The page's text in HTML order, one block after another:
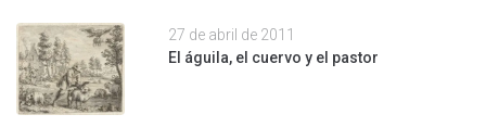
27 de abril de 2011
El águila, el cuervo y el pastor